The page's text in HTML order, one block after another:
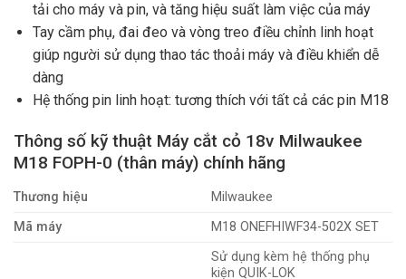
tải cho máy và pin, và tăng hiệu suất làm việc của máy
Tay cầm phụ, đai đeo và vòng treo điều chỉnh linh hoạt
giúp người sử dụng thao tác thoải máy và điều khiển dễ
dàng
Hệ thống pin linh hoạt: tương thích với tất cả các pin M18
Thông số kỹ thuật Máy cắt cỏ 18v Milwaukee
M18 FOPH-0 (thân máy) chính hãng
Thương hiệu
Milwaukee
Mã máy
M18 ONEFHIWF34-502X SET
Sử dụng kèm hệ thống phụ
kiện QUIK-LOK